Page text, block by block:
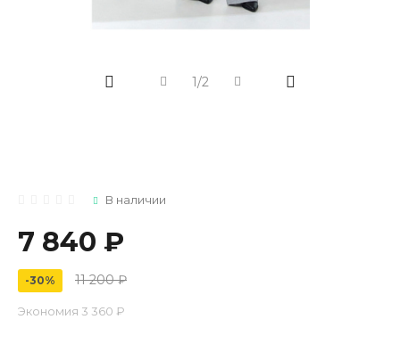
1/2
В наличии
7 840 ₽
-30% 11 200 ₽
Экономия 3 360 ₽